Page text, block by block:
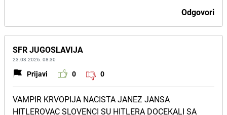
Odgovori
SFR JUGOSLAVIJA
23.03.2026. 08:30
Prijavi 0 0
VAMPIR KRVOPIJA NACISTA JANEZ JANSA
HITLEROVAC SLOVENCI SU HITLERA DOCEKALI SA